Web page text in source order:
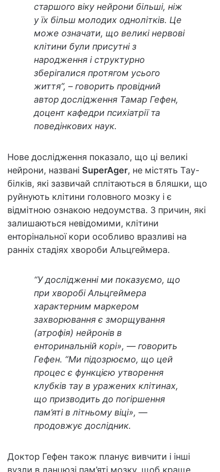
старшого віку нейрони більші, ніж
у їх більш молодих однолітків. Це
може означати, що великі нервові
клітини були присутні з
народження і структурно
зберігалися протягом усього
життя”, – говорить провідний
автор дослідження Тамар Гефен,
доцент кафедри психіатрії та
поведінкових наук.
Нове дослідження показало, що ці великі
нейрони, названі SuperAger, не містять Тау-
білків, які зазвичай сплітаються в бляшки, що
руйнують клітини головного мозку і є
відмітною ознакою недоумства. З причин, які
залишаються невідомими, клітини
енторінальної кори особливо вразливі на
ранніх стадіях хвороби Альцгеймера.
“У дослідженні ми показуємо, що
при хворобі Альцгеймера
характерним маркером
захворювання є зморщування
(атрофія) нейронів в
енторинальній корі», — говорить
Гефен. “Ми підозрюємо, що цей
процес є функцією утворення
клубків тау в уражених клітинах,
що призводить до погіршення
пам’яті в літньому віці», —
продовжує дослідник.
Доктор Гефен також планує вивчити і інші
вузли в ланцюзі пам’яті мозку, щоб краще